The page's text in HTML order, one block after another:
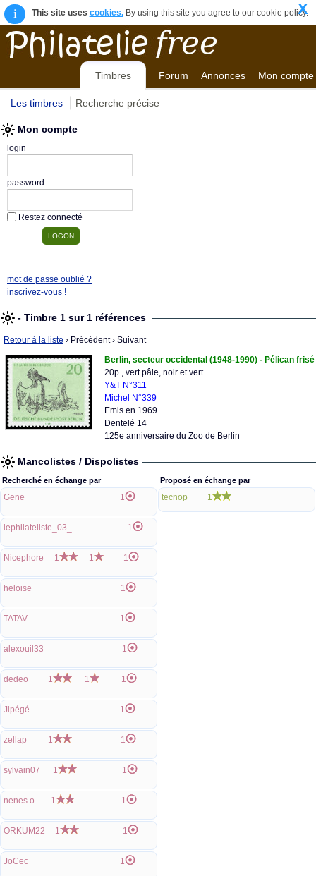
i This site uses cookies.By using this site you agree to our cookie policy.
X
Timbres Forum Annonces Mon compte
Les timbres Recherche précise
Mon compte
login
password
Restez connecté
mot de passe oublié ?
inscrivez-vous !
- Timbre 1 sur 1 références
Retour à la liste › Précédent› Suivant
Berlin, secteur occidental (1948-1990) - Pélican frisé
20p., vert pâle, noir et vert
Y&T N°311
Michel N°339
Emis en 1969
Dentelé 14
125e anniversaire du Zoo de Berlin
Mancolistes / Dispolistes
Recherché en échange par
Gene 1
lephilateliste_03_ 1
Nicephore 1 1 1
heloise 1
TATAV 1
alexouil33 1
dedeo 1 1 1
Jipégé 1
zellap 1 1
sylvain07 1 1
nenes.o 1 1
ORKUM22 1 1
JoCec 1
Proposé en échange par
tecnop 1